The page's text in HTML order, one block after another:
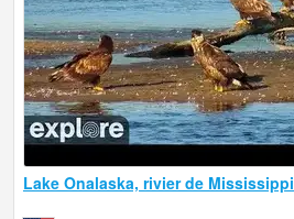
Lake Onalaska, rivier de Mississippi